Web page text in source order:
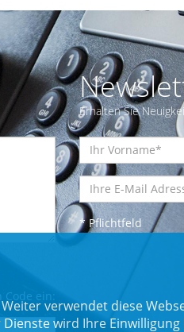
ein:
Erhalten Sie
* Pflichtfeld
verwendet diese
wird Ihre